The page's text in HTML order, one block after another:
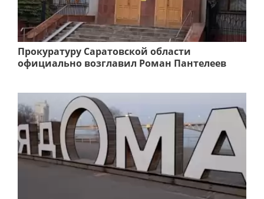
Прокуратуру Саратовской области
официально возглавил Роман Пантелеев